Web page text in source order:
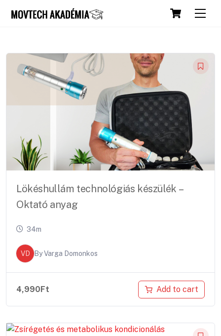
Cart
Lökéshullám technológiás készülék –
Oktató anyag
34m
VD ByVarga Domonkos
4,990 Ft Add to cart